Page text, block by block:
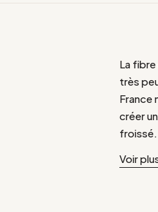
La
très
France
créer
froissé.
Voir